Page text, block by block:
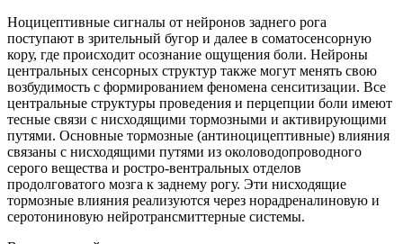
Ноцицептивные сигналы от нейронов заднего рога
поступают в зрительный бугор и далее в соматосенсорную
кору, где происходит осознание ощущения боли. Нейроны
центральных сенсорных структур также могут менять свою
возбудимость с формированием феномена сенситизации. Все
центральные структуры проведения и перцепции боли имеют
тесные связи с нисходящими тормозными и активирующими
путями. Основные тормозные (антиноцицептивные) влияния
связаны с нисходящими путями из околоводопроводного
серого вещества и ростро-вентральных отделов
продолговатого мозга к заднему рогу. Эти нисходящие
тормозные влияния реализуются через норадреналиновую и
серотониновую нейротрансмиттерные системы.